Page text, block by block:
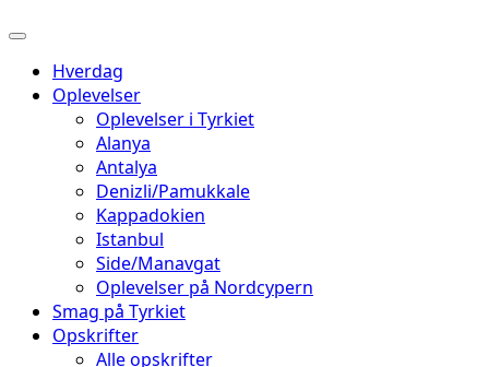
Hverdag
Oplevelser
Oplevelser i Tyrkiet
Alanya
Antalya
Denizli/Pamukkale
Kappadokien
Istanbul
Side/Manavgat
Oplevelser på Nordcypern
Smag på Tyrkiet
Opskrifter
Alle opskrifter